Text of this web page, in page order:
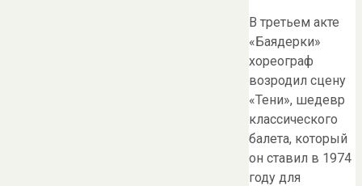
В третьем акте
«Баядерки»
хореограф
возродил сцену
«Тени», шедевр
классического
балета, который
он ставил в 1974
году для